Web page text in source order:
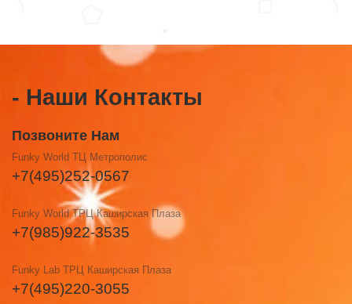
- Наши Контакты
Позвоните Нам
Funky World ТЦ Метрополис
+7(495)252-0567
Funky World ТРЦ Каширская Плаза
+7(985)922-3535
Funky Lab ТРЦ Каширская Плаза
+7(495)220-3055